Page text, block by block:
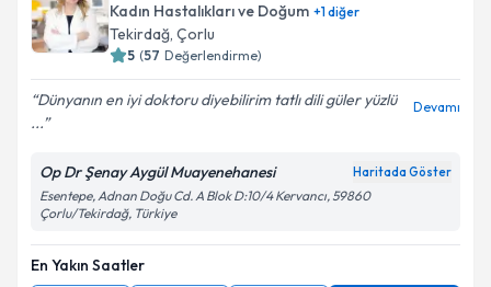
Kadın Hastalıkları ve Doğum +1diğer
Tekirdağ, Çorlu
5 (57 Değerlendirme)
Dünyanın en iyi doktoru diyebilirim tatlı dili güler yüzlü
...
Devamı
Op Dr Şenay Aygül Muayenehanesi Haritada Göster
Esentepe, Adnan Doğu Cd. A Blok D:10/4 Kervancı, 59860
Çorlu/Tekirdağ, Türkiye
En Yakın Saatler